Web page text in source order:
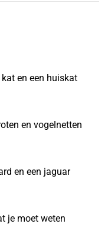
en een huiskat
en vogelnetten
en een jaguar
je moet weten